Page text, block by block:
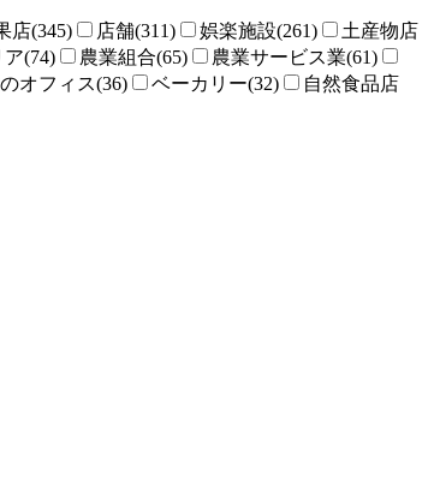
店(345) 店舗(311) 娯楽施設(261)
土産物店
(74) 農業組合(65)
農業サービス業(61)
オフィス(36) ベーカリー(32)
自然食品店